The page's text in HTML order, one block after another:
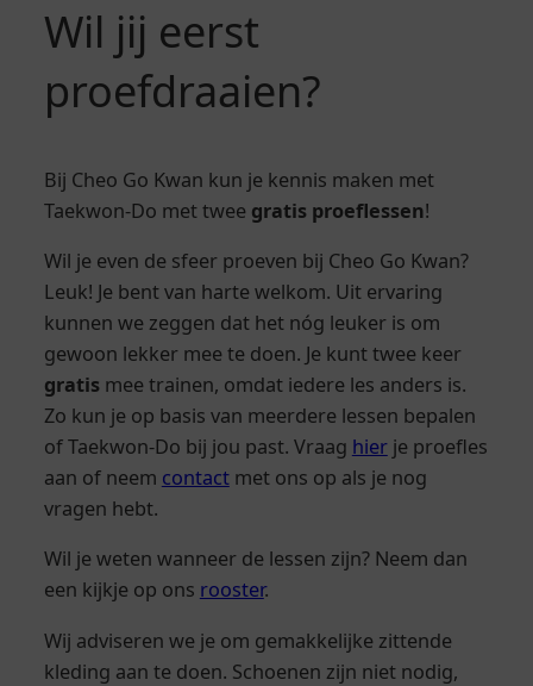
Wil jij eerst
proefdraaien?
Bij Cheo Go Kwan kun je kennis maken met
Taekwon-Do met twee gratis proeflessen!
Wil je even de sfeer proeven bij Cheo Go Kwan?
Leuk! Je bent van harte welkom. Uit ervaring
kunnen we zeggen dat het nóg leuker is om
gewoon lekker mee te doen. Je kunt twee keer
gratismee trainen, omdat iedere les anders is.
Zo kun je op basis van meerdere lessen bepalen
of Taekwon-Do bij jou past. Vraag hierje proefles
aan of neem contactmet ons op als je nog
vragen hebt.
Wil je weten wanneer de lessen zijn? Neem dan
een kijkje op ons rooster.
Wij adviseren we je om gemakkelijke zittende
kleding aan te doen. Schoenen zijn niet nodig,